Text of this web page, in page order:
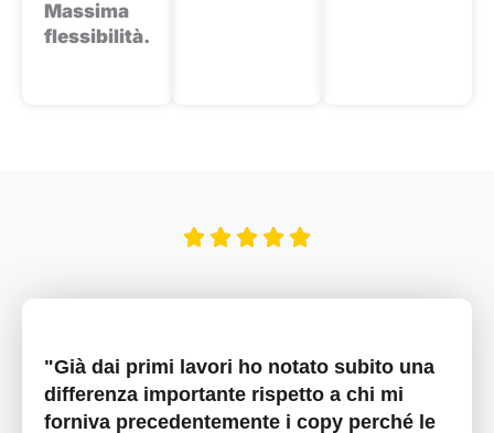
Massima
flessibilità.
"Già dai primi lavori ho notato subito una
differenza importante rispetto a chi mi
forniva precedentemente i copy perché le